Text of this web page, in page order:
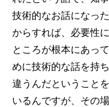
技術的なお話になっ
からすれば、必要性
ところが根本にあっ
めに技術的な話を持
違うんだということ
いるんですが、その